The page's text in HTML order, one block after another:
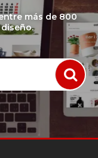
más de 800